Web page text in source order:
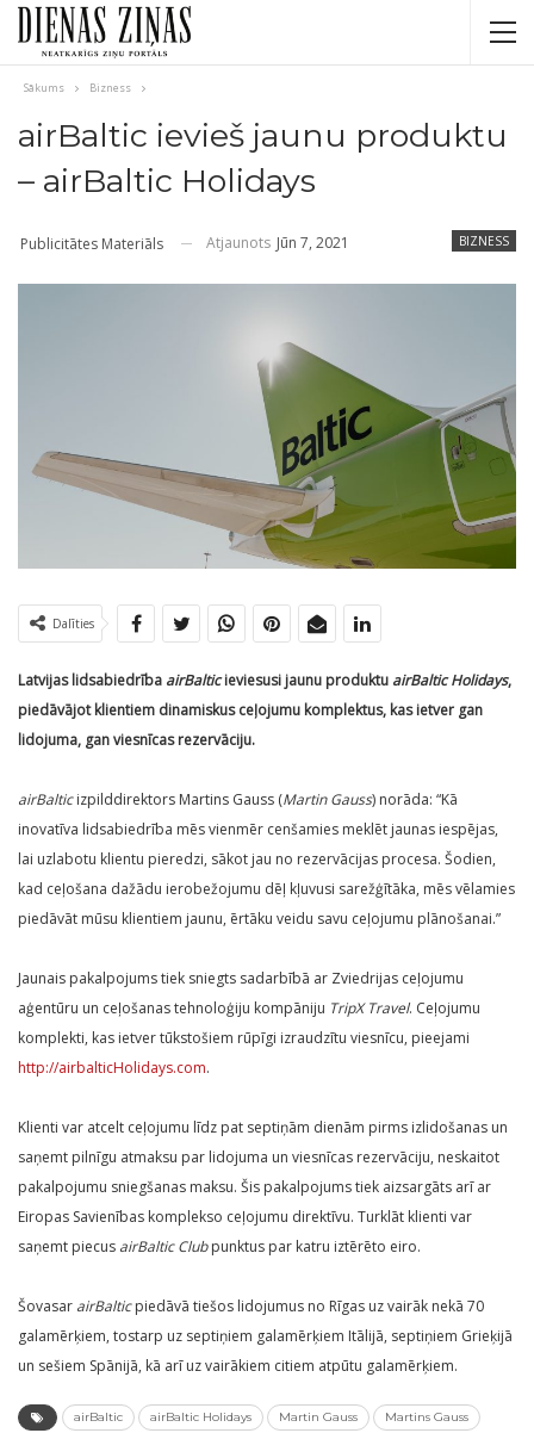
Sākums Bizness
airBaltic ievieš jaunu produktu
– airBaltic Holidays
BIZNESS
Publicitātes Materiāls Atjaunots Jūn 7, 2021
Dalīties
Latvijas lidsabiedrība airBalticieviesusi jaunu produktu airBaltic Holidays,
piedāvājot klientiem dinamiskus ceļojumu komplektus, kas ietver gan
lidojuma, gan viesnīcas rezervāciju.
airBalticizpilddirektors Martins Gauss (Martin Gauss) norāda: “Kā
inovatīva lidsabiedrība mēs vienmēr cenšamies meklēt jaunas iespējas,
lai uzlabotu klientu pieredzi, sākot jau no rezervācijas procesa. Šodien,
kad ceļošana dažādu ierobežojumu dēļ kļuvusi sarežģītāka, mēs vēlamies
piedāvāt mūsu klientiem jaunu, ērtāku veidu savu ceļojumu plānošanai.”
Jaunais pakalpojums tiek sniegts sadarbībā ar Zviedrijas ceļojumu
aģentūru un ceļošanas tehnoloģiju kompāniju TripX Travel. Ceļojumu
komplekti, kas ietver tūkstošiem rūpīgi izraudzītu viesnīcu, pieejami
http://airbalticHolidays.com.
Klienti var atcelt ceļojumu līdz pat septiņām dienām pirms izlidošanas un
saņemt pilnīgu atmaksu par lidojuma un viesnīcas rezervāciju, neskaitot
pakalpojumu sniegšanas maksu. Šis pakalpojums tiek aizsargāts arī ar
Eiropas Savienības komplekso ceļojumu direktīvu. Turklāt klienti var
saņemt piecus airBaltic Clubpunktus par katru iztērēto eiro.
Šovasar airBalticpiedāvā tiešos lidojumus no Rīgas uz vairāk nekā 70
galamērķiem, tostarp uz septiņiem galamērķiem Itālijā, septiņiem Grieķijā
un sešiem Spānijā, kā arī uz vairākiem citiem atpūtu galamērķiem.
airBaltic airBaltic Holidays Martin Gauss
Martins Gauss